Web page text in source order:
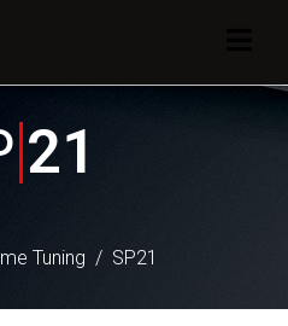
21
Tuning SP21